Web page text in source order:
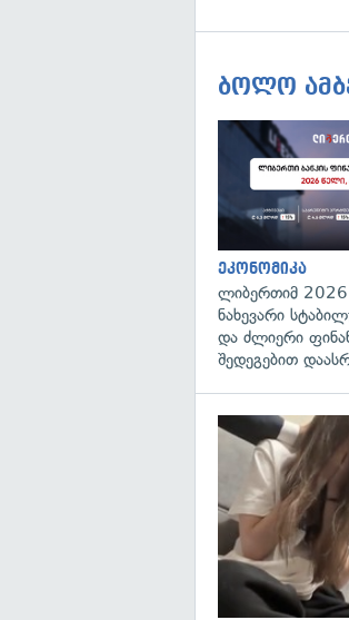
ბოლო
ეკონომიკა
ლიბერთიმ
ნახევარი
და ძლიერი
შედეგებით